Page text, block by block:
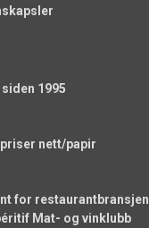
1995
nett/papir
for restaurantbransjen
Mat- og vinklubb